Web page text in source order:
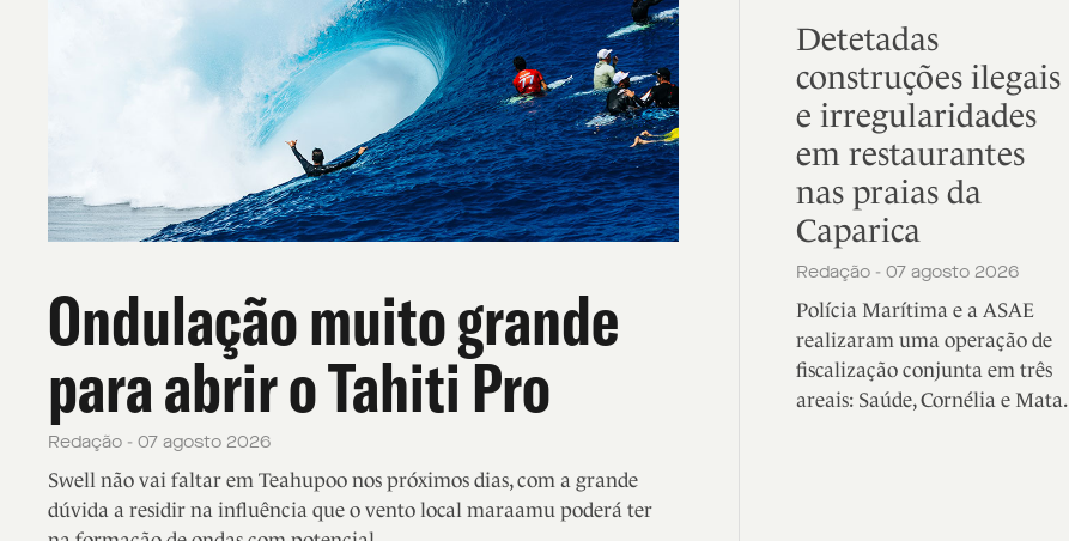
Ondulação muito grande
para abrir o Tahiti Pro
Redação - 07 agosto 2026
Swell não vai faltar em Teahupoo nos próximos dias, com a grande
dúvida a residir na influência que o vento local maraamu poderá ter
Detetadas
construções ilegais
e irregularidades
em restaurantes
nas praias da
Caparica
Redação - 07 agosto 2026
Polícia Marítima e a ASAE
realizaram uma operação de
fiscalização conjunta em três
areais: Saúde, Cornélia e Mata.